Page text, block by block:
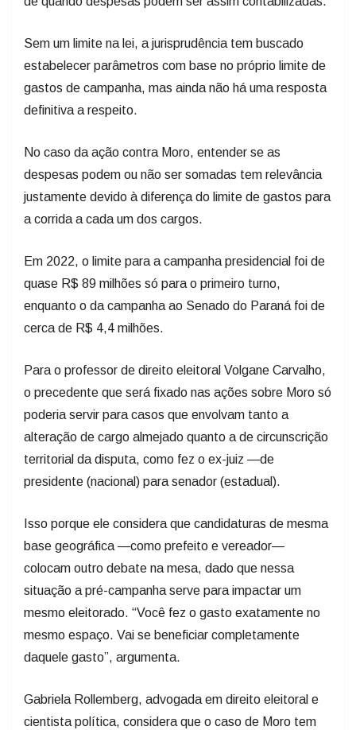
Sem um limite na lei, a jurisprudência tem buscado
estabelecer parâmetros com base no próprio limite de
gastos de campanha, mas ainda não há uma resposta
definitiva a respeito.
No caso da ação contra Moro, entender se as
despesas podem ou não ser somadas tem relevância
justamente devido à diferença do limite de gastos para
a corrida a cada um dos cargos.
Em 2022, o limite para a campanha presidencial foi de
quase R$ 89 milhões só para o primeiro turno,
enquanto o da campanha ao Senado do Paraná foi de
cerca de R$ 4,4 milhões.
Para o professor de direito eleitoral Volgane Carvalho,
o precedente que será fixado nas ações sobre Moro só
poderia servir para casos que envolvam tanto a
alteração de cargo almejado quanto a de circunscrição
territorial da disputa, como fez o ex-juiz —de
presidente (nacional) para senador (estadual).
Isso porque ele considera que candidaturas de mesma
base geográfica —como prefeito e vereador—
colocam outro debate na mesa, dado que nessa
situação a pré-campanha serve para impactar um
mesmo eleitorado. “Você fez o gasto exatamente no
mesmo espaço. Vai se beneficiar completamente
daquele gasto”, argumenta.
Gabriela Rollemberg, advogada em direito eleitoral e
cientista política, considera que o caso de Moro tem